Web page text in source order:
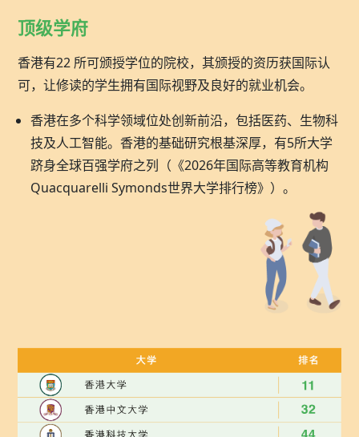
顶级学府
香港有22 所可颁授学位的院校，其颁授的资历获国际认
可，让修读的学生拥有国际视野及良好的就业机会。
香港在多个科学领域位处创新前沿，包括医药、生物科
技及人工智能。香港的基础研究根基深厚，有5所大学
跻身全球百强学府之列（《2026年国际高等教育机构
Quacquarelli Symonds世界大学排行榜》）。